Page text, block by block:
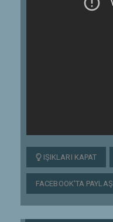
IŞIKLARI KAPAT
FACEBOOK'TA PAYLAŞ